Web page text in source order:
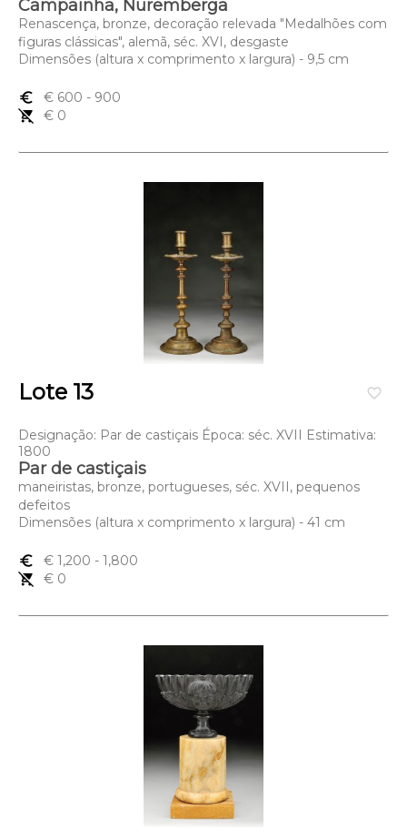
Campainha, Nuremberga
Renascença, bronze, decoração relevada "Medalhões com
figuras clássicas", alemã, séc. XVI, desgaste
Dimensões (altura x comprimento x largura) - 9,5 cm
euro_symbol € 600 - 900
remove_shopping_cart
€ 0
favorite_border
Lote 13
Designação: Par de castiçais Época: séc. XVII Estimativa:
1800
Par de castiçais
maneiristas, bronze, portugueses, séc. XVII, pequenos
defeitos
Dimensões (altura x comprimento x largura) - 41 cm
euro_symbol € 1,200 - 1,800
remove_shopping_cart
€ 0